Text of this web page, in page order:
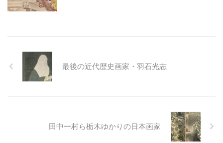
最後の近代歴史画家・羽石光志
田中一村ら栃木ゆかりの日本画家